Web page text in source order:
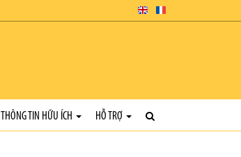
THÔNG TIN HỮU ÍCH HỖ TRỢ